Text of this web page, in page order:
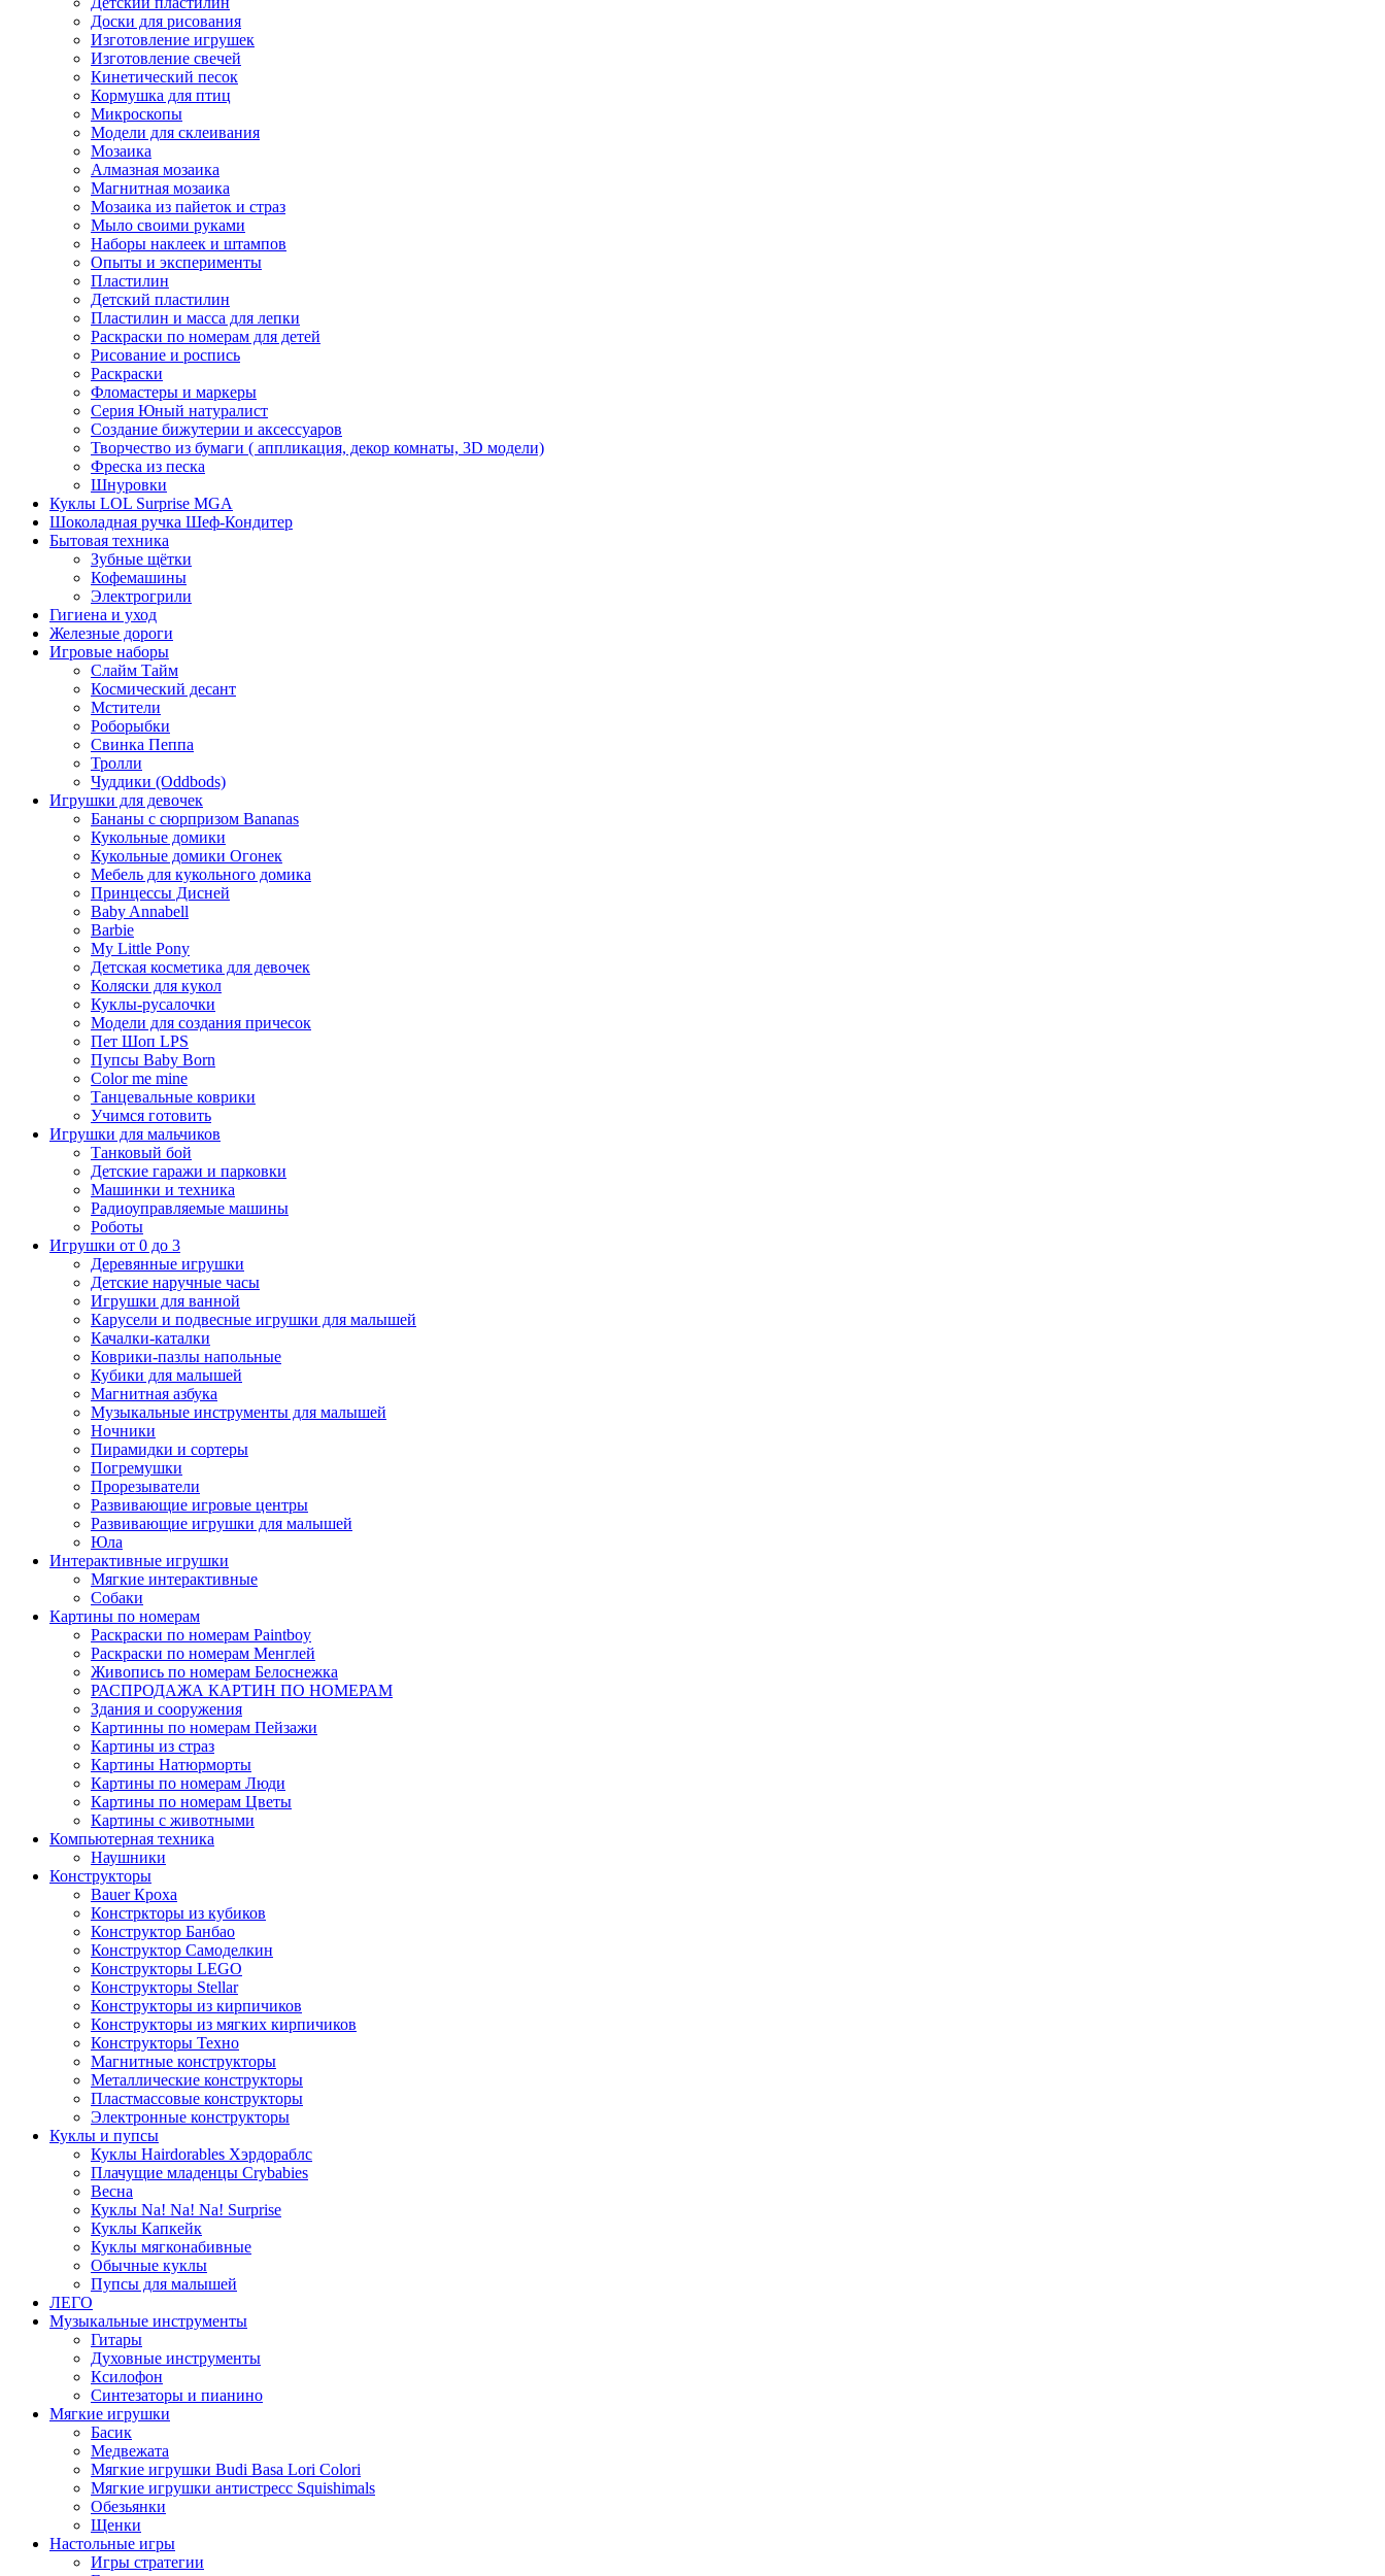
Доски для рисования
Изготовление игрушек
Изготовление свечей
Кинетический песок
Кормушка для птиц
Микроскопы
Модели для склеивания
Мозаика
Алмазная мозаика
Магнитная мозаика
Мозаика из пайеток и страз
Мыло своими руками
Наборы наклеек и штампов
Опыты и эксперименты
Пластилин
Детский пластилин
Пластилин и масса для лепки
Раскраски по номерам для детей
Рисование и роспись
Раскраски
Фломастеры и маркеры
Серия Юный натуралист
Создание бижутерии и аксессуаров
Творчество из бумаги ( аппликация, декор комнаты, 3D модели)
Фреска из песка
Шнуровки
Куклы LOL Surprise MGA
Шоколадная ручка Шеф-Кондитер
Бытовая техника
Зубные щётки
Кофемашины
Электрогрили
Гигиена и уход
Железные дороги
Игровые наборы
Слайм Тайм
Космический десант
Мстители
Роборыбки
Свинка Пеппа
Тролли
Чуддики (Oddbods)
Игрушки для девочек
Бананы с сюрпризом Bananas
Кукольные домики
Кукольные домики Огонек
Мебель для кукольного домика
Принцессы Дисней
Baby Annabell
Barbie
My Little Pony
Детская косметика для девочек
Коляски для кукол
Куклы-русалочки
Модели для создания причесок
Пет Шоп LPS
Пупсы Baby Born
Сolor me mine
Танцевальные коврики
Учимся готовить
Игрушки для мальчиков
Танковый бой
Детские гаражи и парковки
Машинки и техника
Радиоуправляемые машины
Роботы
Игрушки от 0 до 3
Деревянные игрушки
Детские наручные часы
Игрушки для ванной
Карусели и подвесные игрушки для малышей
Качалки-каталки
Коврики-пазлы напольные
Кубики для малышей
Магнитная азбука
Музыкальные инструменты для малышей
Ночники
Пирамидки и сортеры
Погремушки
Прорезыватели
Развивающие игровые центры
Развивающие игрушки для малышей
Юла
Интерактивные игрушки
Мягкие интерактивные
Собаки
Картины по номерам
Раскраски по номерам Paintboy
Раскраски по номерам Менглей
Живопись по номерам Белоснежка
РАСПРОДАЖА КАРТИН ПО НОМЕРАМ
Здания и сооружения
Картинны по номерам Пейзажи
Картины из страз
Картины Натюрморты
Картины по номерам Люди
Картины по номерам Цветы
Картины с животными
Компьютерная техника
Наушники
Конструкторы
Bauer Кроха
Констркторы из кубиков
Конструктор Банбао
Конструктор Самоделкин
Конструкторы LEGO
Конструкторы Stellar
Конструкторы из кирпичиков
Конструкторы из мягких кирпичиков
Конструкторы Техно
Магнитные конструкторы
Металлические конструкторы
Пластмассовые конструкторы
Электронные конструкторы
Куклы и пупсы
Куклы Hairdorables Хэрдораблс
Плачущие младенцы Crybabies
Весна
Куклы Na! Na! Na! Surprise
Куклы Капкейк
Куклы мягконабивные
Обычные куклы
Пупсы для малышей
ЛЕГО
Музыкальные инструменты
Гитары
Духовные инструменты
Ксилофон
Синтезаторы и пианино
Мягкие игрушки
Басик
Медвежата
Мягкие игрушки Budi Basa Lori Colori
Мягкие игрушки антистресс Squishimals
Обезьянки
Щенки
Настольные игры
Игры стратегии